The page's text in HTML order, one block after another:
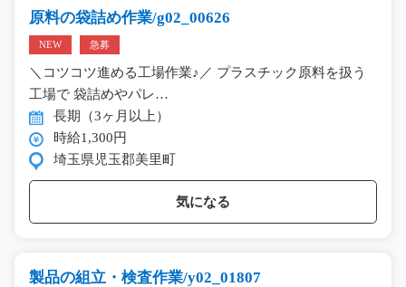
原料の袋詰め作業/g02_00626
NEW 急募
＼コツコツ進める工場作業♪／ プラスチック原料を扱う
工場で 袋詰めやパレ…
長期（3ヶ月以上）
時給1,300円
埼玉県児玉郡美里町
気になる
製品の組立・検査作業/y02_01807